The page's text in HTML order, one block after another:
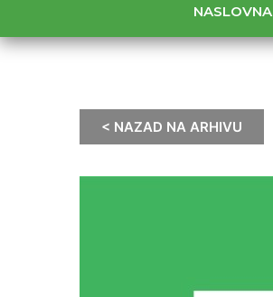
NASLOVNA
< NAZAD NA ARHIVU